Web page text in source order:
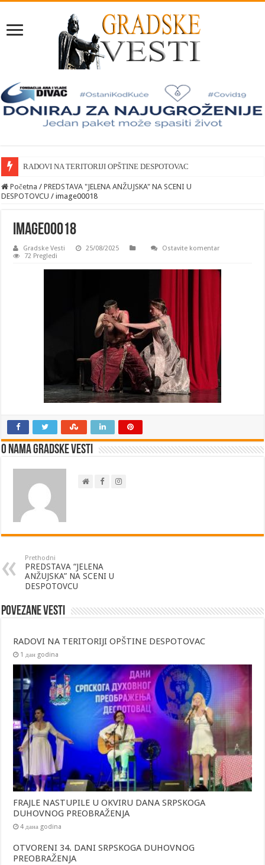
RADOVI NA TERITORIJI OPŠTINE DESPOTOVAC
Početna / PREDSTAVA "JELENA ANŽUJSKA" NA SCENI U
DESPOTOVCU / image00018
image00018
Gradske Vesti 25/08/2025
Ostavite komentar
72 Pregledi
O nama Gradske Vesti
Prethodni
PREDSTAVA “JELENA
ANŽUJSKA” NA SCENI U
DESPOTOVCU
Povezane vesti
RADOVI NA TERITORIJI OPŠTINE DESPOTOVAC
1 дан godina
FRAJLE NASTUPILE U OKVIRU DANA SRPSKOGA
DUHOVNOG PREOBRAŽENJA
4 дана godina
OTVORENI 34. DANI SRPSKOGA DUHOVNOG
PREOBRAŽENJA